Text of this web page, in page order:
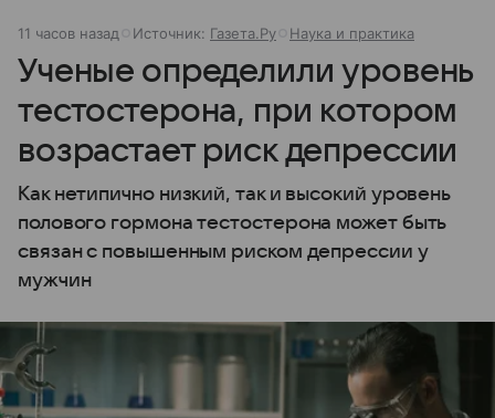
11 часов назад Источник: Газета.Ру Наука и практика
Ученые определили уровень
тестостерона, при котором
возрастает риск депрессии
Как нетипично низкий, так и высокий уровень
полового гормона тестостерона может быть
связан с повышенным риском депрессии у
мужчин